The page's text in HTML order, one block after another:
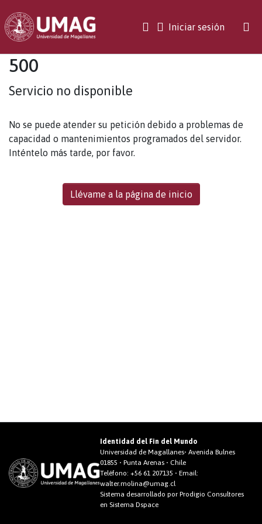
Iniciar sesión(current)
500
Servicio no disponible
No se puede atender su petición debido a problemas de
capacidad o mantenimientos programados del servidor.
Inténtelo más tarde, por favor.
Llévame a la página de inicio
Identidad del Fin del Mundo
Universidad de Magallanes• Avenida Bulnes
01855 • Punta Arenas • Chile
Teléfono:+56 61 207135 • Email:
walter.molina@umag.cl
Sistema desarrollado por Prodigio Consultores
en Sistema Dspace